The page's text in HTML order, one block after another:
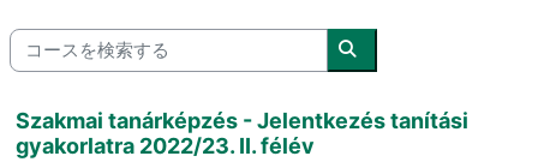
コースを検索する
コースを検索する
Szakmai tanárképzés - Jelentkezés tanítási
gyakorlatra 2022/23. II. félév